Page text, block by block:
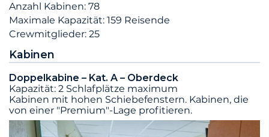
Anzahl Kabinen: 78
Maximale Kapazität: 159 Reisende
Crewmitglieder: 25
Kabinen
Doppelkabine – Kat. A – Oberdeck
Kapazität: 2 Schlafplätze maximum
Kabinen mit hohen Schiebefenstern. Kabinen, die
von einer "Premium"-Lage profitieren.